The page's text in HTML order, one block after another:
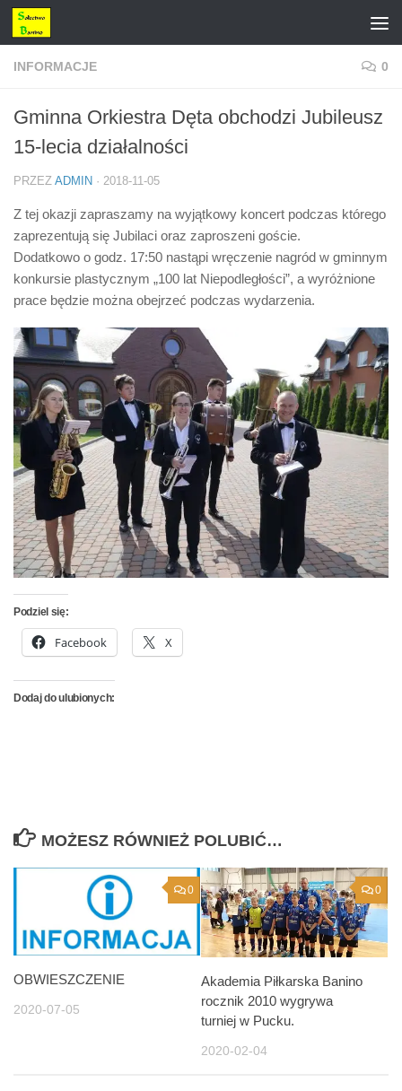
Przejdź do treści
INFORMACJE 0
Gminna Orkiestra Dęta obchodzi Jubileusz
15-lecia działalności
PRZEZ ADMIN · 2018-11-05
Z tej okazji zapraszamy na wyjątkowy koncert podczas którego
zaprezentują się Jubilaci oraz zaproszeni goście.
Dodatkowo o godz. 17:50 nastąpi wręczenie nagród w gminnym
konkursie plastycznym „100 lat Niepodległości”, a wyróżnione
prace będzie można obejrzeć podczas wydarzenia.
Podziel się:
Facebook X
Dodaj do ulubionych:
MOŻESZ RÓWNIEŻ POLUBIĆ…
0
OBWIESZCZENIE
2020-07-05
0
Akademia Piłkarska Banino
rocznik 2010 wygrywa
turniej w Pucku.
2020-02-04